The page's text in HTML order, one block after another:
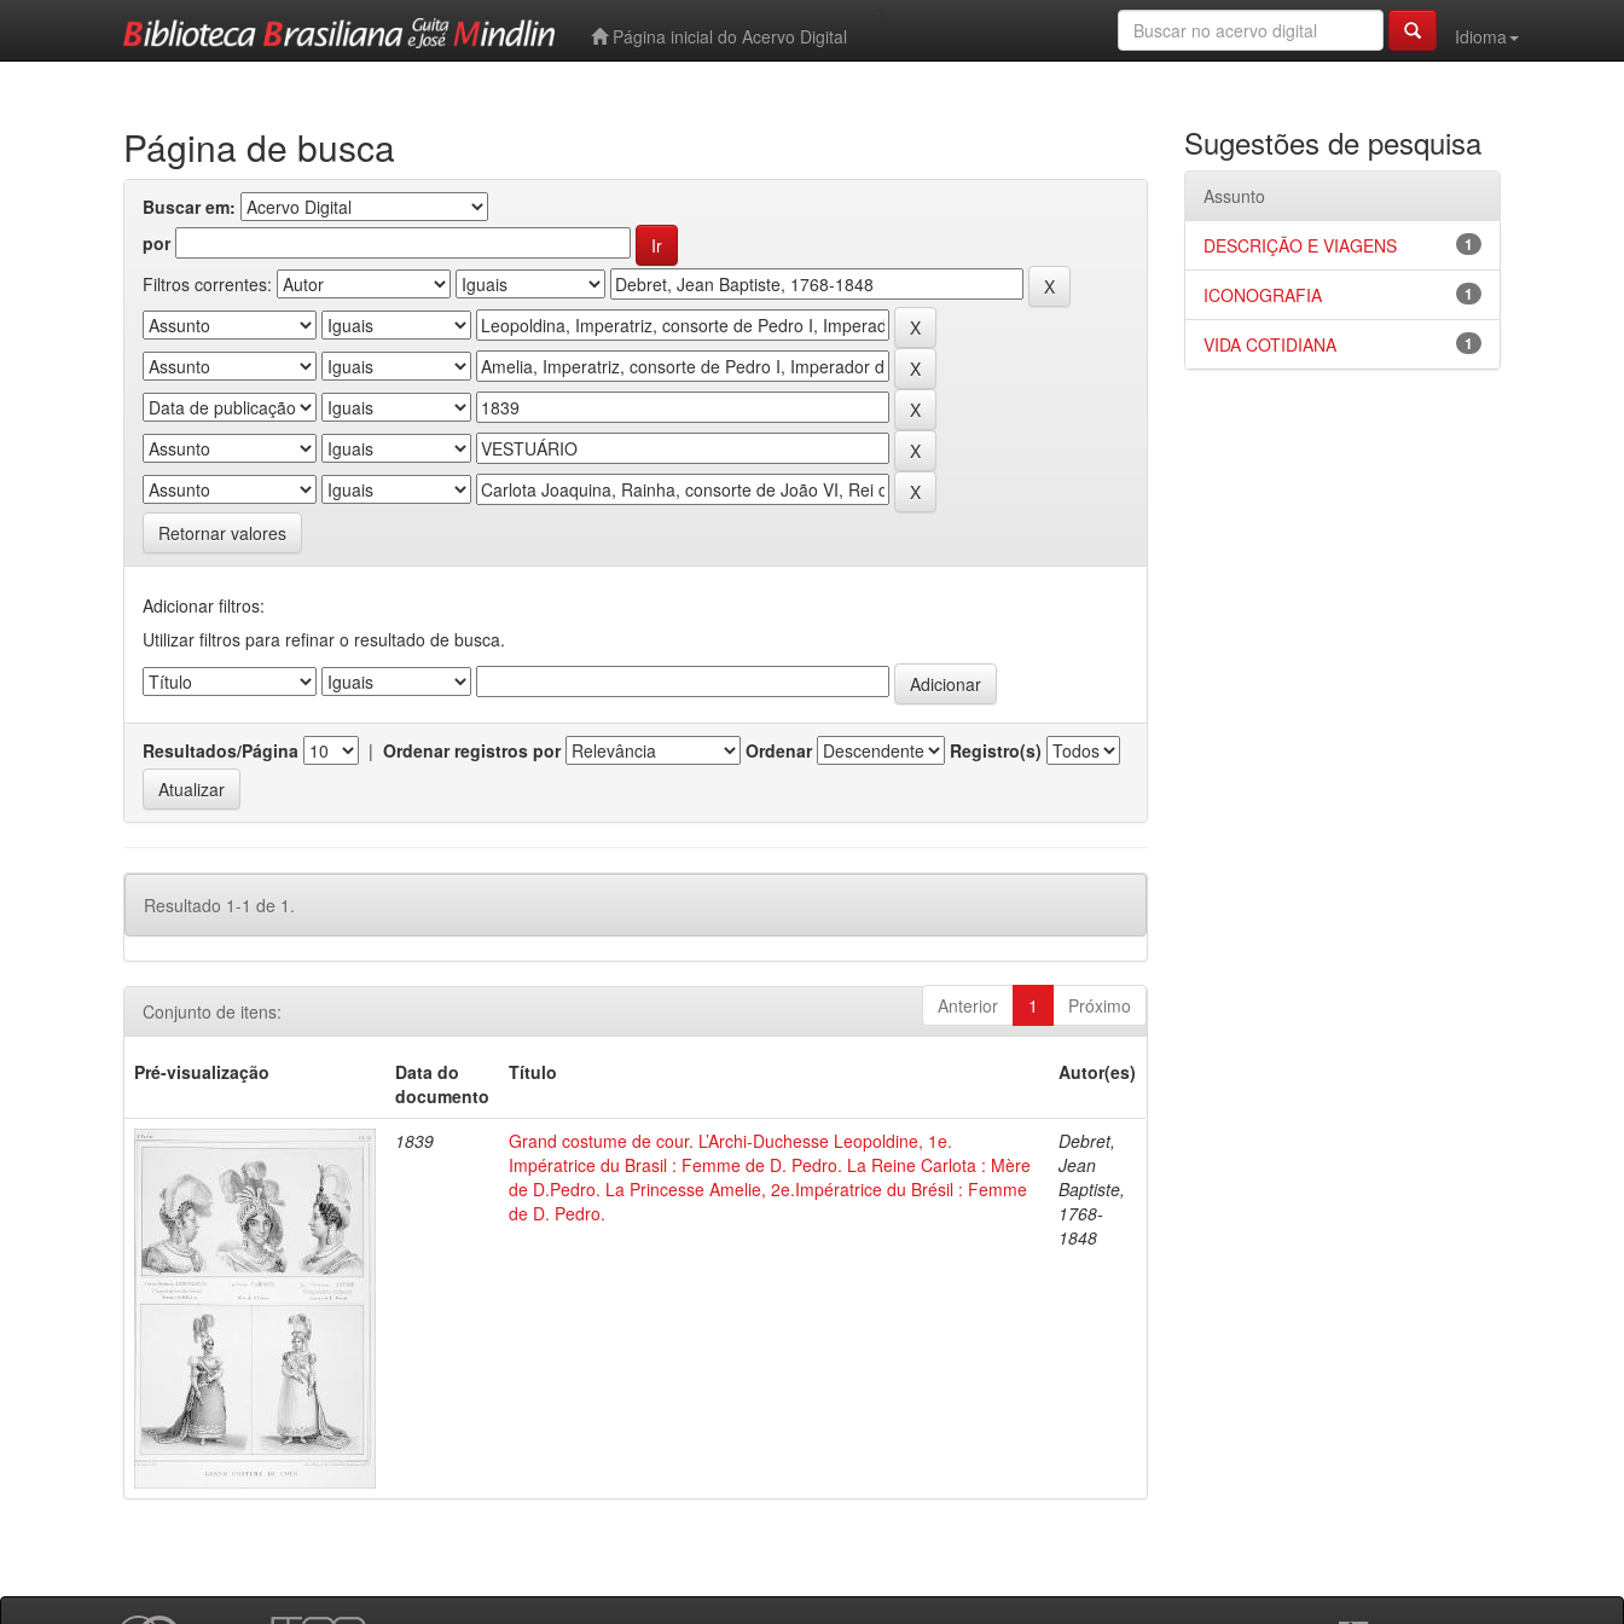
Página inicial do Acervo Digital
Idioma
Página de busca
Buscar em:
por
Filtros correntes:
Retornar valores
Adicionar filtros:
Utilizar filtros para refinar o resultado de busca.
Resultados/Página | Ordenar registros por Ordenar Registro(s)
Resultado 1-1 de 1.
Anterior 1 Próximo
Conjunto de itens:
Pré-visualização
Data do
documento
Título Autor(es)
1839
Grand costume de cour. L’Archi-Duchesse Leopoldine, 1e.
Impératrice du Brasil : Femme de D. Pedro. La Reine Carlota : Mère
de D.Pedro. La Princesse Amelie, 2e.Impératrice du Brésil : Femme
de D. Pedro.
Debret,
Jean
Baptiste,
1768-
1848
Sugestões de pesquisa
Assunto
1
DESCRIÇÃO E VIAGENS
1
ICONOGRAFIA
1
VIDA COTIDIANA